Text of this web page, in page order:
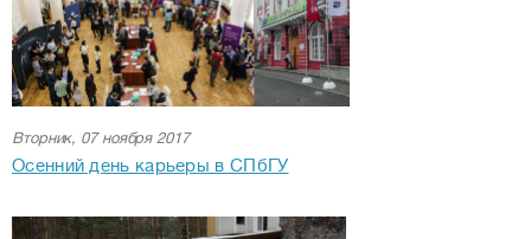
Вторник, 07 ноября 2017
Осенний день карьеры в СПбГУ